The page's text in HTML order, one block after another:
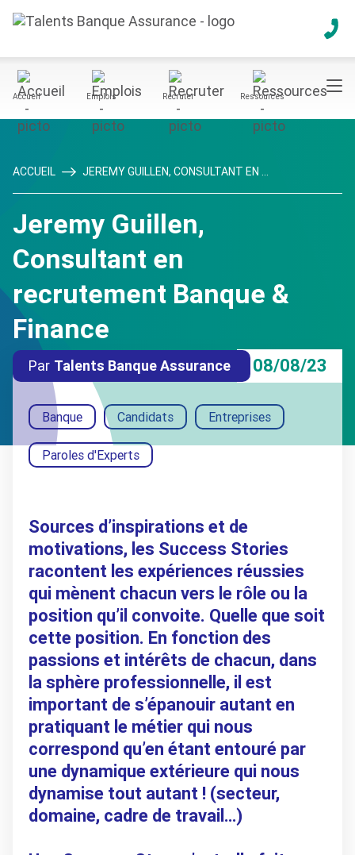
Accueil Emplois Recruter Ressources
ACCUEIL JEREMY GUILLEN, CONSULTANT EN ...
Jeremy Guillen,
Consultant en
recrutement Banque &
Finance
08/08/23
Par Talents Banque Assurance
Banque Candidats Entreprises
Paroles d'Experts
Sources d’inspirations et de
motivations, les Success Stories
racontent les expériences réussies
qui mènent chacun vers le rôle ou la
position qu’il convoite. Quelle que soit
cette position. En fonction des
passions et intérêts de chacun, dans
la sphère professionnelle, il est
important de s’épanouir autant en
pratiquant le métier qui nous
correspond qu’en étant entouré par
une dynamique extérieure qui nous
dynamise tout autant ! (secteur,
domaine, cadre de travail…)